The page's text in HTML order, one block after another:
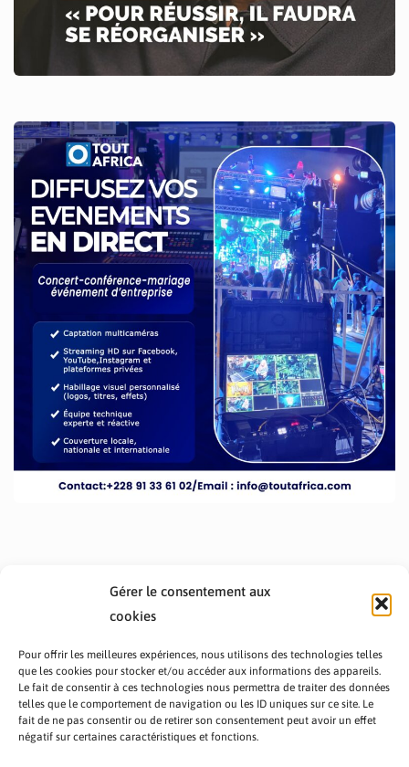
Gérer le consentement aux
cookies
Pour offrir les meilleures expériences, nous utilisons des technologies telles
que les cookies pour stocker et/ou accéder aux informations des appareils.
Le fait de consentir à ces technologies nous permettra de traiter des données
telles que le comportement de navigation ou les ID uniques sur ce site. Le
fait de ne pas consentir ou de retirer son consentement peut avoir un effet
négatif sur certaines caractéristiques et fonctions.
PRÉSENTATION TOUTAFRICA
A PROPOS